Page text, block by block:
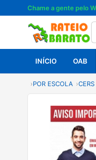
Chame a gente pelo
INÍCIO OAB
POR ESCOLA CERS